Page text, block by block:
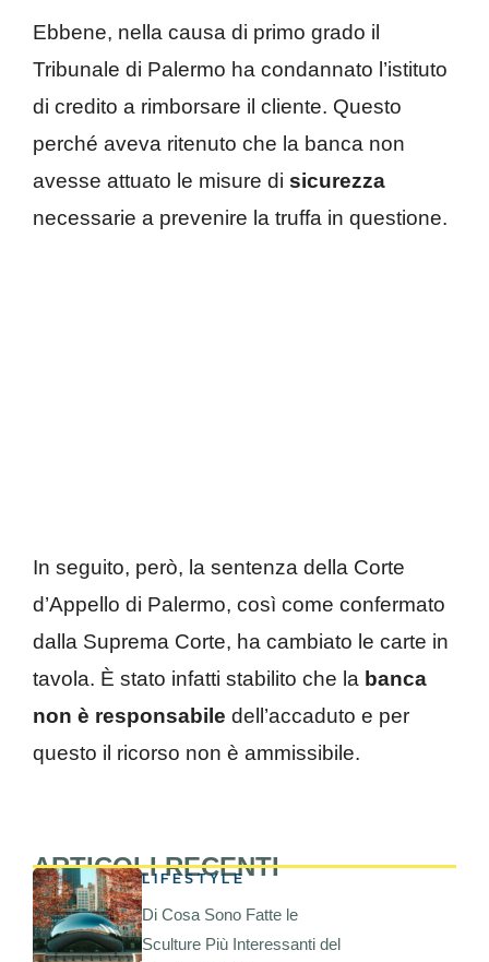
Ebbene, nella causa di primo grado il
Tribunale di Palermo ha condannato l’istituto
di credito a rimborsare il cliente. Questo
perché aveva ritenuto che la banca non
avesse attuato le misure di sicurezza
necessarie a prevenire la truffa in questione.
In seguito, però, la sentenza della Corte
d’Appello di Palermo, così come confermato
dalla Suprema Corte, ha cambiato le carte in
tavola. È stato infatti stabilito che la banca
non è responsabile dell’accaduto e per
questo il ricorso non è ammissibile.
ARTICOLI RECENTI
LIFESTYLE
Di Cosa Sono Fatte le
Sculture Più Interessanti del